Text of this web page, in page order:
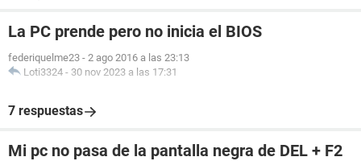
La PC prende pero no inicia el BIOS
federiquelme23 - 2 ago 2016 a las 23:13
Loti3324 - 30 nov 2023 a las 17:31
7 respuestas
Mi pc no pasa de la pantalla negra de DEL + F2